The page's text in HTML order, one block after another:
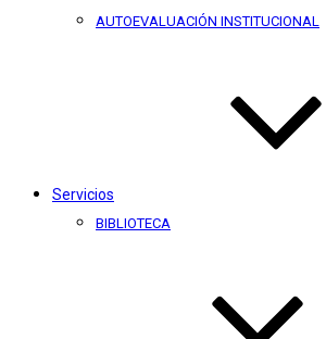
AUTOEVALUACIÓN INSTITUCIONAL
Servicios
BIBLIOTECA